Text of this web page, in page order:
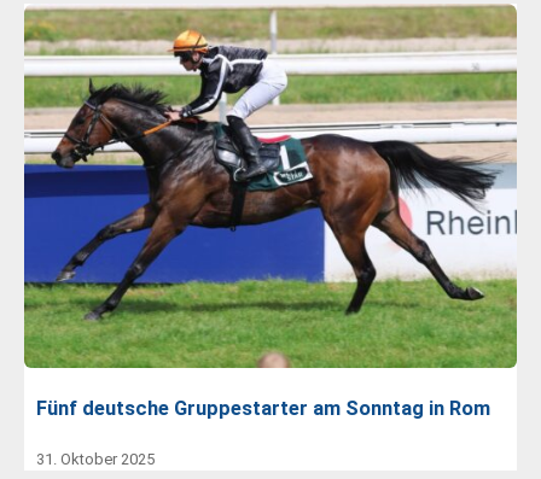
Fünf deutsche Gruppestarter am Sonntag in Rom
31. Oktober 2025